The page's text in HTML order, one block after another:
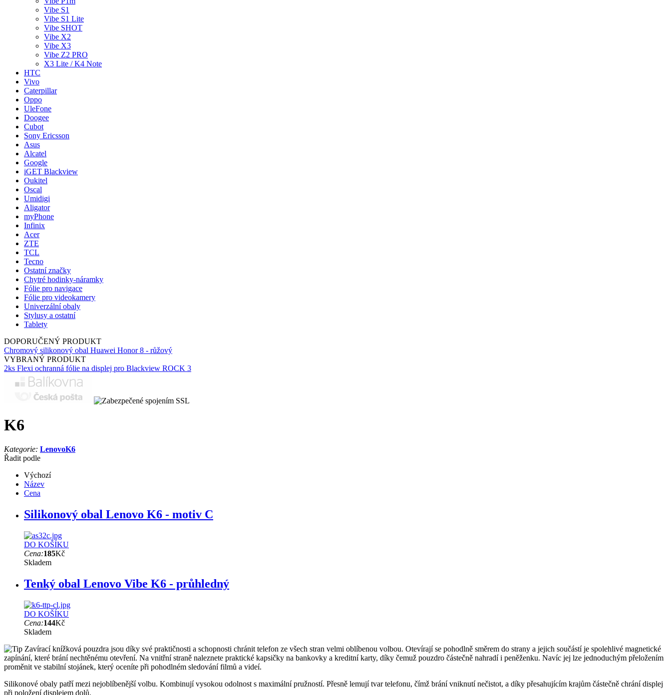
Vibe S1
Vibe S1 Lite
Vibe SHOT
Vibe X2
Vibe X3
Vibe Z2 PRO
X3 Lite / K4 Note
HTC
Vivo
Caterpillar
Oppo
UleFone
Doogee
Cubot
Sony Ericsson
Asus
Alcatel
Google
iGET Blackview
Oukitel
Oscal
Umidigi
Aligator
myPhone
Infinix
Acer
ZTE
TCL
Tecno
Ostatní značky
Chytré hodinky-náramky
Fólie pro navigace
Fólie pro videokamery
Univerzální obaly
Stylusy a ostatní
Tablety
DOPORUČENÝ PRODUKT
Chromový silikonový obal Huawei Honor 8 - růžový
VYBRANÝ PRODUKT
2ks Flexi ochranná fólie na displej pro Blackview ROCK 3
K6
Kategorie: LenovoK6
Řadit podle
Výchozí
Název
Cena
Silikonový obal Lenovo K6 - motiv C
DO KOŠÍKU
Cena:185Kč
Skladem
Tenký obal Lenovo Vibe K6 - průhledný
DO KOŠÍKU
Cena:144Kč
Skladem
Zavírací knížková pouzdra jsou díky své praktičnosti a schopnosti chránit telefon ze všech stran velmi oblíbenou volbou. Otevírají se pohodlně směrem do strany a jejich součástí je spolehlivé magnetické
zapínání, které brání nechtěnému otevření. Na vnitřní straně naleznete praktické kapsičky na bankovky a kreditní karty, díky čemuž pouzdro částečně nahradí i peněženku. Navíc jej lze jednoduchým přeložením
proměnit ve stabilní stojánek, který oceníte při pohodlném sledování filmů a videí.
Silikonové obaly patří mezi nejoblíbenější volbu. Kombinují vysokou odolnost s maximální pružností. Přesně lemují tvar telefonu, čímž brání vniknutí nečistot, a díky přesahujícím krajům částečně chrání displej
při položení displejem dolů.